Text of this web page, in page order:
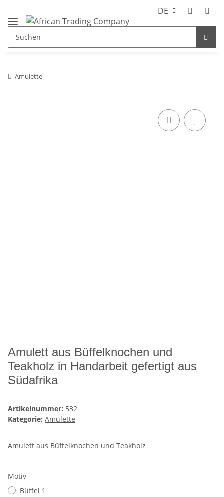
DE
Amulette
Amulett aus Büffelknochen und
Teakholz in Handarbeit gefertigt aus
Südafrika
Artikelnummer: 532
Kategorie: Amulette
Amulett aus Büffelknochen und Teakholz
Motiv
Büffel 1